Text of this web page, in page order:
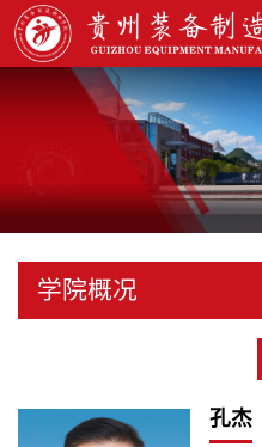
学院概况
孔杰